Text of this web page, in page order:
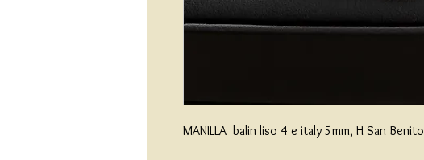
MANILLA  balin liso 4 e italy 5mm, H San Benito